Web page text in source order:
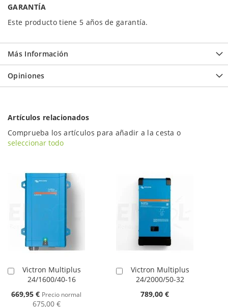
GARANTÍA
Este producto tiene 5 años de garantía.
Más Información
Opiniones
Artículos relacionados
Comprueba los artículos para añadir a la cesta o
seleccionar todo
Victron Multiplus
24/1600/40-16
Oferta
669,95 € Precio normal
675,00 €
Añadir
carrito
Victron Multiplus
24/2000/50-32
789,00 €
Añadir
carrito